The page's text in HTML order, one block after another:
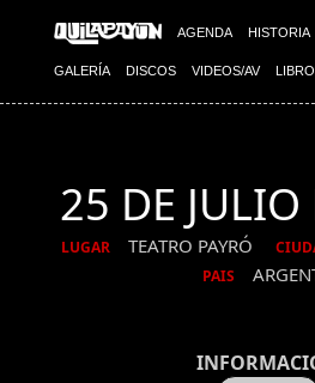
AGENDA HISTORIA
GALERÍA DISCOS VIDEOS/AV
25 DE JULIO
LUGAR TEATRO PAYRÓ
PAIS